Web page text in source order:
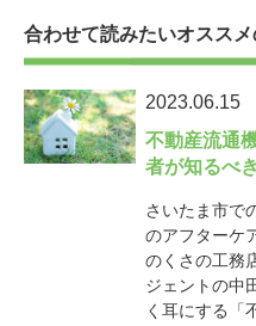
合わせて読みたいオスス
2023.06.15
不動産流通
者が知るべ
さいたま市で
のアフターケ
のくさの工務
ジェントの中
く耳にする「